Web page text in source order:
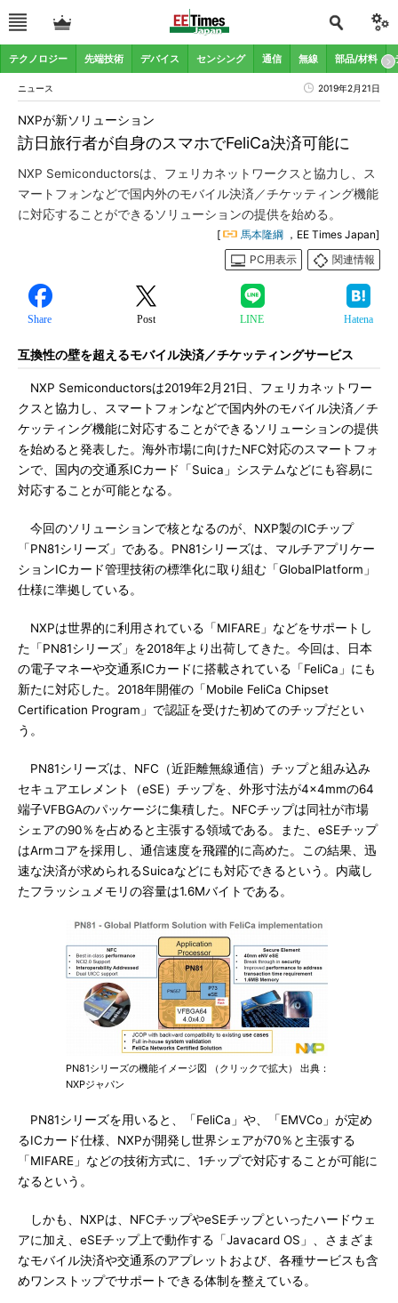
テクノロジー 先端技術 デバイス センシング 通信 無線 部品/材料
ニュース 2019年2月21日
訪日旅行者が自身のスマホでFeliCa決済可能に
NXPが新ソリューション
NXP Semiconductorsは、フェリカネットワークスと協力し、ス
マートフォンなどで国内外のモバイル決済／チケッティング機能
に対応することができるソリューションの提供を始める。
[ 馬本隆綱 ，EE Times Japan]
PC用表示
関連情報
Share Post LINE Hatena
互換性の壁を超えるモバイル決済／チケッティングサービス
NXP Semiconductorsは2019年2月21日、フェリカネットワー
クスと協力し、スマートフォンなどで国内外のモバイル決済／チ
ケッティング機能に対応することができるソリューションの提供
を始めると発表した。海外市場に向けたNFC対応のスマートフォ
ンで、国内の交通系ICカード「Suica」システムなどにも容易に
対応することが可能となる。
今回のソリューションで核となるのが、NXP製のICチップ
「PN81シリーズ」である。PN81シリーズは、マルチアプリケー
ションICカード管理技術の標準化に取り組む「GlobalPlatform」
仕様に準拠している。
NXPは世界的に利用されている「MIFARE」などをサポートし
た「PN81シリーズ」を2018年より出荷してきた。今回は、日本
の電子マネーや交通系ICカードに搭載されている「FeliCa」にも
新たに対応した。2018年開催の「Mobile FeliCa Chipset
Certification Program」で認証を受けた初めてのチップだとい
う。
PN81シリーズは、NFC（近距離無線通信）チップと組み込み
セキュアエレメント（eSE）チップを、外形寸法が4×4mmの64
端子VFBGAのパッケージに集積した。NFCチップは同社が市場
シェアの90％を占めると主張する領域である。また、eSEチップ
はArmコアを採用し、通信速度を飛躍的に高めた。この結果、迅
速な決済が求められるSuicaなどにも対応できるという。内蔵し
たフラッシュメモリの容量は1.6Mバイトである。
PN81シリーズの機能イメージ図 （クリックで拡大） 出典：
NXPジャパン
PN81シリーズを用いると、「FeliCa」や、「EMVCo」が定め
るICカード仕様、NXPが開発し世界シェアが70％と主張する
「MIFARE」などの技術方式に、1チップで対応することが可能に
なるという。
しかも、NXPは、NFCチップやeSEチップといったハードウェ
アに加え、eSEチップ上で動作する「Javacard OS」、さまざま
なモバイル決済や交通系のアプレットおよび、各種サービスも含
めワンストップでサポートできる体制を整えている。